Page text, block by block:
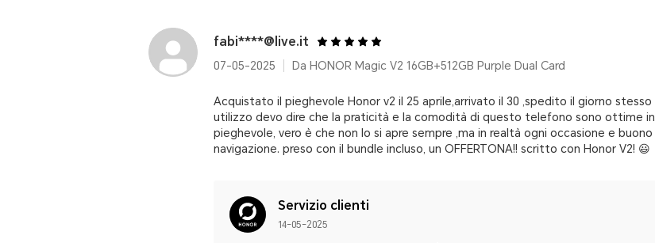
fabi****@live.it
07-05-2025 Da HONOR Magic V2 16GB+512GB Purple Dual Card
Acquistato il pieghevole Honor v2 il 25 aprile,arrivato il 30 ,spedito il giorno
utilizzo devo dire che la praticità e la comodità di questo telefono sono ottime
pieghevole, vero è che non lo si apre sempre ,ma in realtà ogni occasione e
navigazione. preso con il bundle incluso, un OFFERTONA!! scritto con Honor V2! 😃
Servizio clienti
14-05-2025